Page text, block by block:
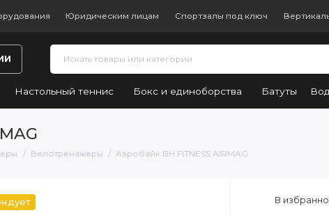
Юридическим лицам Спортзалы под ключ
Настольный теннис Бокс и единоборства Батуты
Велотренажеры Аэробайк BH FITNESS AIRMAG
В